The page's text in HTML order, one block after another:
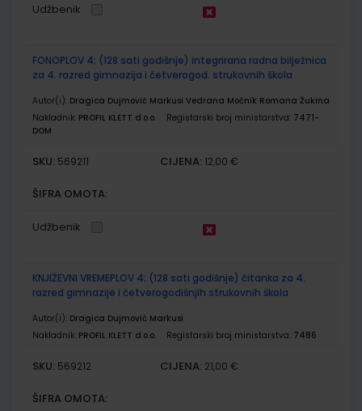
Udžbenik
FONOPLOV 4; (128 sati godišnje) integrirana radna bilježnica
za 4. razred gimnazija i četverogod. strukovnih škola
Autor(i): Dragica Dujmović Markusi Vedrana Močnik Romana Žukina
Nakladnik: PROFIL KLETT d.o.o. Registarski broj ministarstva: 7471-
DOM
SKU: 569211 CIJENA: 12,00 €
ŠIFRA OMOTA:
Udžbenik
KNJIŽEVNI VREMEPLOV 4; (128 sati godišnje) čitanka za 4.
razred gimnazije i četverogodišnjih strukovnih škola
Autor(i): Dragica Dujmović Markusi
Nakladnik: PROFIL KLETT d.o.o. Registarski broj ministarstva: 7486
SKU: 569212 CIJENA: 21,00 €
ŠIFRA OMOTA: